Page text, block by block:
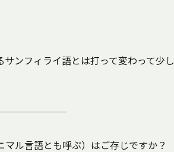
ンフィライ語とは打って変わって少し
マル言語とも呼ぶ）はご存じですか？